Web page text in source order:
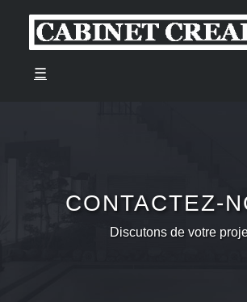
☰
CONTACTEZ-
Discutons de votre